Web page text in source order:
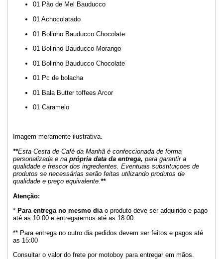
01 Pão de Mel Bauducco
01 Achocolatado
01 Bolinho Bauducco Chocolate
01 Bolinho Bauducco Morango
01 Bolinho Bauducco Chocolate
01 Pc de bolacha
01 Bala Butter toffees Arcor
01 Caramelo
Imagem meramente ilustrativa.
**Esta Cesta de Café da Manhã é confeccionada de forma
personalizada e na própria data da entrega, para garantir a
qualidade e frescor dos ingredientes. Eventuais substituiçoes de
produtos se necessárias serão feitas utilizando produtos de
qualidade e preço equivalente. **
Atenção:
* Para entrega no mesmo diao produto deve ser adquirido e pago
até as 10:00 e entregaremos até as 18:00
** Para entrega no outro dia pedidos devem ser feitos e pagos até
as 15:00
Consultar o valor do frete por motoboy para entregar em mãos.